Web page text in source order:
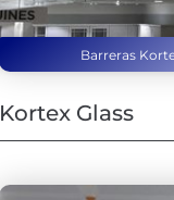
Barreras
Kortex Glass